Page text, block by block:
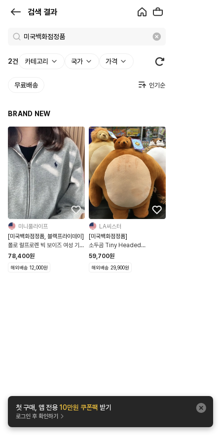
첫 구매, 앱 전용 10만원 쿠폰팩 받기
로그인 후 확인하기
검색 결과
과
로
켓
2건 카테고리 국가 가격
무료배송
BRAND NEW
미니풀라이프
[미국백화점정품, 블랙프라이데이]
폴로 랄프로렌 빅 보이즈 여성 기모
후드집업 간절기 장마 에어컨 백화
점 정품 QR
78,400원
해외배송 12,000원
LA씨스터
[미국백화점정품]
소두곰 Tiny Headed
Kingdom 라지사이즈 캘리포니
아 직배송
59,700원
해외배송 29,900원